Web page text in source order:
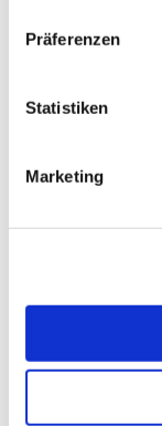
Präferenzen
Statistiken
Marketing
Neues von
Hier finden Sie alle
Energienetze
Die
GmbH.